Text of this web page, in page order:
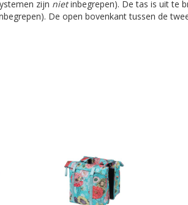
zijn nietinbegrepen). De tas is uit te
De open bovenkant tussen de